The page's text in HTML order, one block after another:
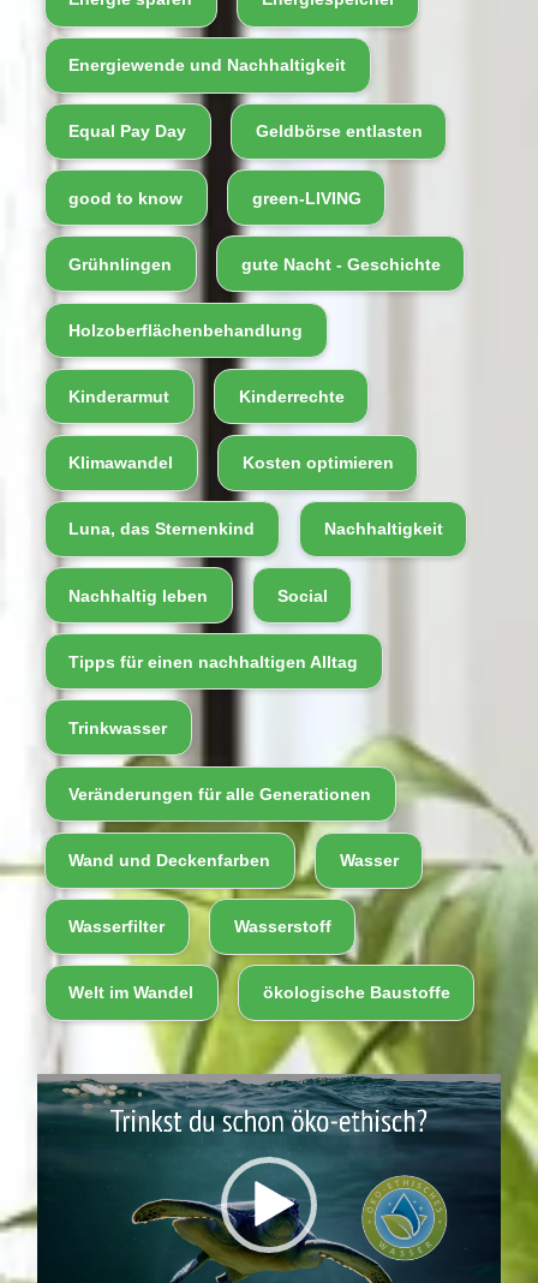
Energiewende und Nachhaltigkeit
Equal Pay Day Geldbörse entlasten
good to know green-LIVING
Grühnlingen gute Nacht - Geschichte
Holzoberflächenbehandlung
Kinderarmut Kinderrechte
Klimawandel Kosten optimieren
Luna, das Sternenkind Nachhaltigkeit
Nachhaltig leben Social
Tipps für einen nachhaltigen Alltag
Trinkwasser
Veränderungen für alle Generationen
Wand und Deckenfarben Wasser
Wasserfilter Wasserstoff
Welt im Wandel ökologische Baustoffe
V
i
o